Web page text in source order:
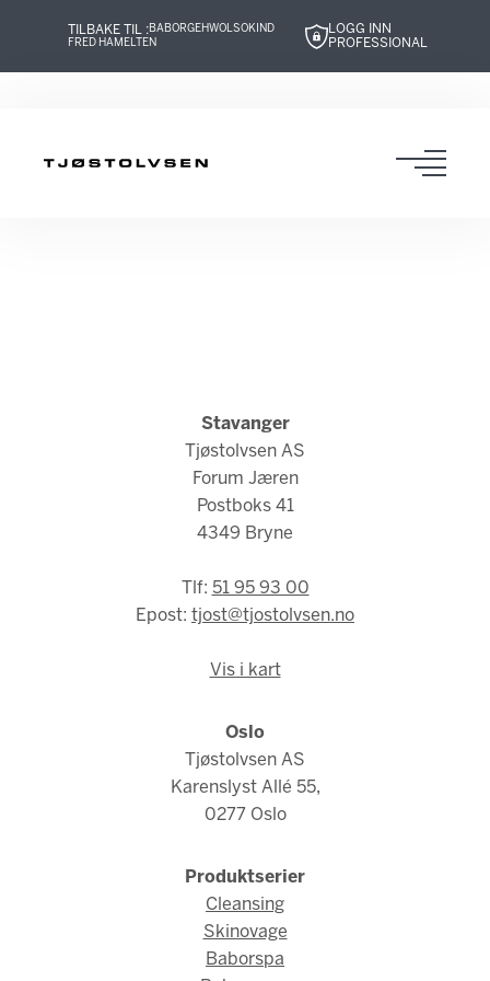
innhold
navigasjon
innhold
navigasjon
TILBAKE TIL :BABORGEHWOLSOKIND
FRED HAMELTEN
LOGG INN
PROFESSIONAL
Stavanger
Tjøstolvsen AS
Forum Jæren
Postboks 41
4349 Bryne
Tlf: 51 95 93 00
Epost: tjost@tjostolvsen.no
Vis i kart
Oslo
Tjøstolvsen AS
Karenslyst Allé 55,
0277 Oslo
Produktserier
Cleansing
Skinovage
Baborspa